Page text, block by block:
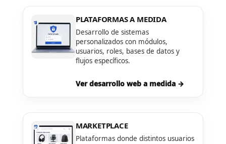
PLATAFORMAS A MEDIDA
Desarrollo de sistemas
personalizados con módulos,
usuarios, roles, bases de datos y
flujos específicos.
Ver desarrollo web a medida →
MARKETPLACE
Plataformas donde distintos usuarios